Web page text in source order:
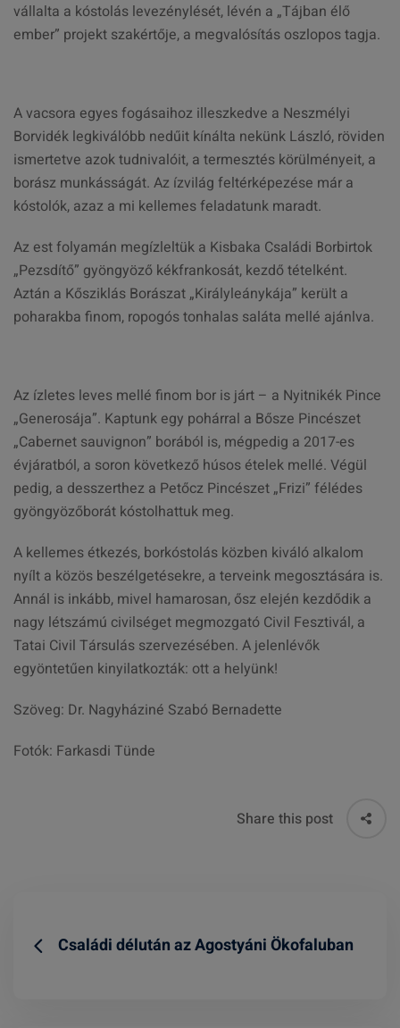
vállalta a kóstolás levezénylését, lévén a „Tájban élő
ember” projekt szakértője, a megvalósítás oszlopos tagja.
A vacsora egyes fogásaihoz illeszkedve a Neszmélyi
Borvidék legkiválóbb nedűit kínálta nekünk László, röviden
ismertetve azok tudnivalóit, a termesztés körülményeit, a
borász munkásságát. Az ízvilág feltérképezése már a
kóstolók, azaz a mi kellemes feladatunk maradt.
Az est folyamán megízleltük a Kisbaka Családi Borbirtok
„Pezsdítő” gyöngyöző kékfrankosát, kezdő tételként.
Aztán a Kősziklás Borászat „Királyleánykája” került a
poharakba finom, ropogós tonhalas saláta mellé ajánlva.
Az ízletes leves mellé finom bor is járt – a Nyitnikék Pince
„Generosája”. Kaptunk egy pohárral a Bősze Pincészet
„Cabernet sauvignon” borából is, mégpedig a 2017-es
évjáratból, a soron következő húsos ételek mellé. Végül
pedig, a desszerthez a Petőcz Pincészet „Frizi” félédes
gyöngyözőborát kóstolhattuk meg.
A kellemes étkezés, borkóstolás közben kiváló alkalom
nyílt a közös beszélgetésekre, a terveink megosztására is.
Annál is inkább, mivel hamarosan, ősz elején kezdődik a
nagy létszámú civilséget megmozgató Civil Fesztivál, a
Tatai Civil Társulás szervezésében. A jelenlévők
egyöntetűen kinyilatkozták: ott a helyünk!
Szöveg: Dr. Nagyháziné Szabó Bernadette
Fotók: Farkasdi Tünde
Share this post
Családi délután az Agostyáni Ökofaluban